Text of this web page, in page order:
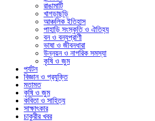
রাঙামাটি
খাগড়াছড়ি
আঞ্চলিক ইতিহাস
পাহাড়ি সংস্কৃতি ও ঐতিহ্য
বন ও বন্যপ্রাণী
ভাষা ও জীবনধারা
উন্নয়ন ও নাগরিক সমস্যা
কৃষি ও জুম
পর্যটন
বিজ্ঞান ও প্রযুক্তি
মতামত
কৃষি ও জুম
কবিতা ও সাহিত্য
সাক্ষাৎকার
চাকুরীর খবর